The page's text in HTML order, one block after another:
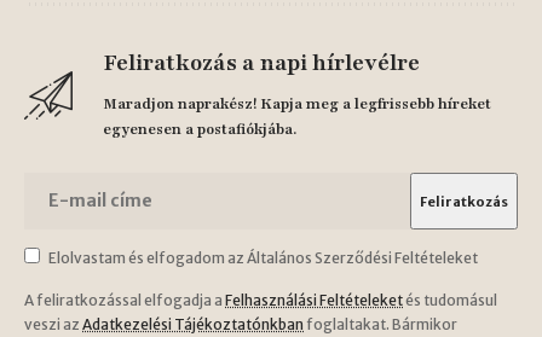
Feliratkozás a napi hírlevélre
Maradjon naprakész! Kapja meg a legfrissebb híreket
egyenesen a postafiókjába.
Elolvastam és elfogadom az Általános Szerződési Feltételeket
A feliratkozással elfogadja a Felhasználási Feltételeketés tudomásul
veszi az Adatkezelési Tájékoztatónkban foglaltakat. Bármikor